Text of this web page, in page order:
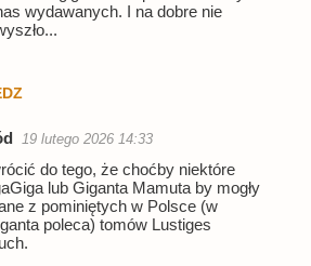
wydawanych. I na dobre nie
19 lutego 2026 14:33
do tego, że choćby niektóre
lub Giganta Mamuta by mogły
z pominiętych w Polsce (w
poleca) tomów Lustiges